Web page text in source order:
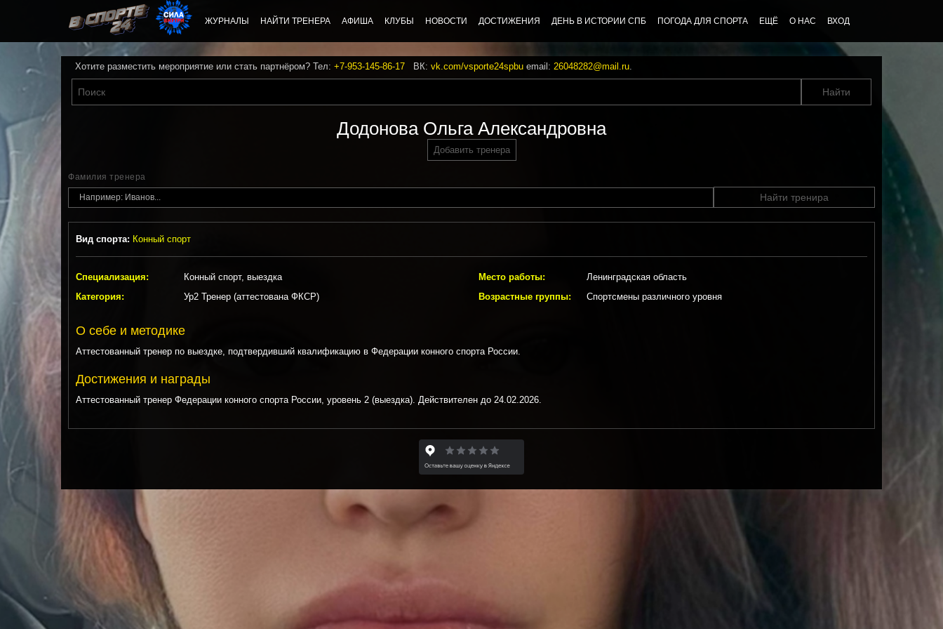
ЖУРНАЛЫ НАЙТИ ТРЕНЕРА АФИША КЛУБЫ НОВОСТИ ДОСТИЖЕНИЯ ДЕНЬ В ИСТОРИИ СПБ ПОГОДА ДЛЯ СПОРТА ЕЩЁ О НАС ВХОД
Хотите разместить мероприятие или стать партнёром? Тел: +7-953-145-86-17 ВК: vk.com/vsporte24spbu email: 26048282@mail.ru.
Додонова Ольга Александровна
Добавить тренера
Фамилия тренера
Найти тренира
Вид спорта: Конный спорт
Специализация:
Конный спорт, выездка
Категория:
Ур2 Тренер (аттестована ФКСР)
Место работы:
Ленинградская область
Возрастные группы:
Спортсмены различного уровня
О себе и методике
Аттестованный тренер по выездке, подтвердивший квалификацию в Федерации конного спорта России.
Достижения и награды
Аттестованный тренер Федерации конного спорта России, уровень 2 (выездка). Действителен до 24.02.2026.